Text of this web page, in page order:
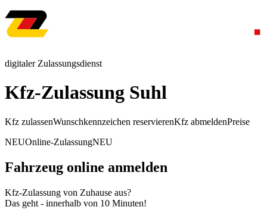
digitaler Zulassungsdienst
Kfz-Zulassung Suhl
Kfz zulassenWunschkennzeichen reservierenKfz abmeldenPreise
NEUOnline-ZulassungNEU
Fahrzeug online anmelden
Kfz-Zulassung von Zuhause aus?
Das geht - innerhalb von 10 Minuten!